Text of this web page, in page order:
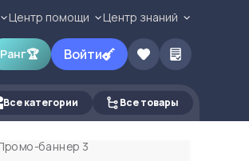
Центр помощи Центр знаний
Ранг🏆 Войти
Все категории Все товары